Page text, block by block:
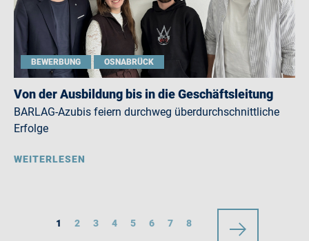
BEWERBUNG OSNABRÜCK
Von der Ausbildung bis in die Geschäftsleitung
BARLAG-Azubis feiern durchweg überdurchschnittliche
Erfolge
WEITERLESEN
1 2 3 4 5 6 7 8